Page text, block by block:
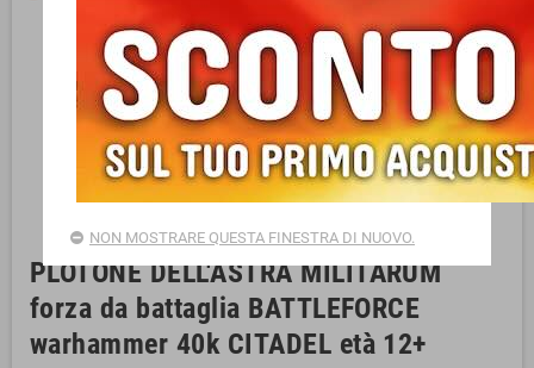
PLOTONE DELL'ASTRA MILITARUM
forza da battaglia BATTLEFORCE
warhammer 40k CITADEL età 12+
NON MOSTRARE QUESTA FINESTRA DI NUOVO.